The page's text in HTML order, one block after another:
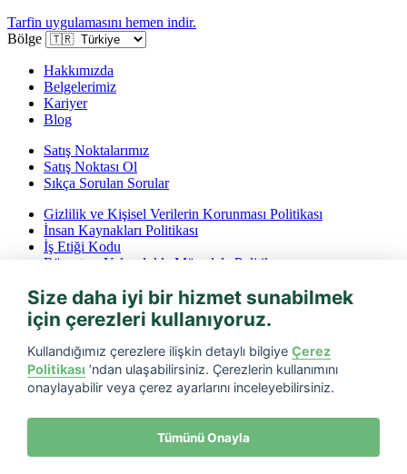
Tarfin uygulamasını hemen indir.
Bölge
Hakkımızda
Belgelerimiz
Kariyer
Blog
Satış Noktalarımız
Satış Noktası Ol
Sıkça Sorulan Sorular
Gizlilik ve Kişisel Verilerin Korunması Politikası
İnsan Kaynakları Politikası
İş Etiği Kodu
Rüşvet ve Yolsuzlukla Mücadele Politikası
Bilgi Toplumu Hizmetleri
Tarfin mobil’i indirin
Size daha iyi bir hizmet sunabilmek
için çerezleri kullanıyoruz.
Kullandığımız çerezlere ilişkin detaylı bilgiye Çerez
Politikası ’ndan ulaşabilirsiniz. Çerezlerin kullanımını
onaylayabilir veya çerez ayarlarını inceleyebilirsiniz.
Tümünü Onayla